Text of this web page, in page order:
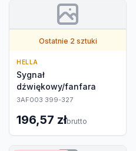
Ostatnie 2 sztuki
HELLA
Sygnał
dźwiękowy/fanfara
3AF003 399-327
196,57 złbrutto